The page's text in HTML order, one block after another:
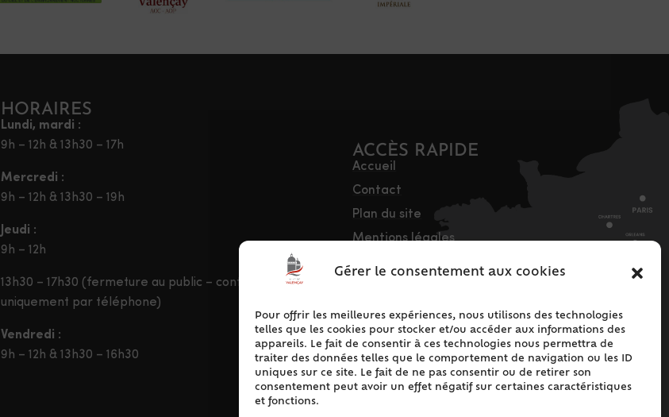
Gérer le consentement aux cookies
Pour offrir les meilleures expériences, nous utilisons des technologies
telles que les cookies pour stocker et/ou accéder aux informations des
appareils. Le fait de consentir à ces technologies nous permettra de
traiter des données telles que le comportement de navigation ou les ID
uniques sur ce site. Le fait de ne pas consentir ou de retirer son
consentement peut avoir un effet négatif sur certaines caractéristiques
et fonctions.
HORAIRES
Lundi, mardi :
9h – 12h & 13h30 – 17h
Mercredi :
9h – 12h & 13h30 – 19h
Jeudi :
9h – 12h
13h30 – 17h30 (fermeture au public – contact
uniquement par téléphone)
Vendredi :
9h – 12h & 13h30 – 16h30
ACCÈS RAPIDE
Accueil
Contact
Plan du site
Mentions légales
(UE)